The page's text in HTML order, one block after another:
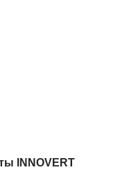
INNOVERT